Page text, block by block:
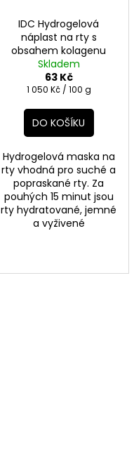
IDC Hydrogelová
náplast na rty s
obsahem kolagenu
Skladem
63 Kč
Měrná
1 050 Kč / 100 g
DO KOŠÍKU
Hydrogelová maska na
rty vhodná pro suché a
popraskané rty. Za
pouhých 15 minut jsou
rty hydratované, jemné
a vyživené